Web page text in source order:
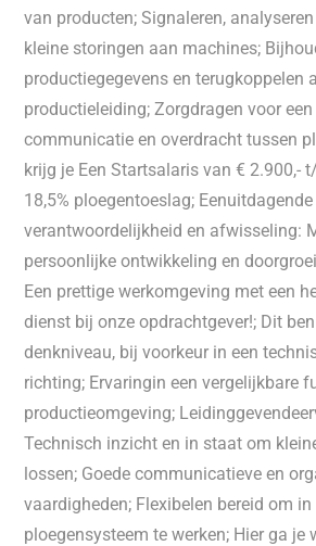
van producten; Signaleren,
kleine storingen aan machines;
productiegegevens en terugkoppelen
productieleiding; Zorgdragen voor
communicatie en overdracht tussen
krijg je Een Startsalaris van € 2.900,-
18,5% ploegentoeslag;
verantwoordelijkheid en afwisseling:
persoonlijke ontwikkeling en
Een prettige werkomgeving met een
dienst bij onze opdrachtgever!; Dit
denkniveau, bij voorkeur in een
richting; Ervaringin een vergelijkbare
productieomgeving;
Technisch inzicht en in staat om
lossen; Goede communicatieve en
vaardigheden; Flexibelen bereid om in
ploegensysteem te werken; Hier ga je